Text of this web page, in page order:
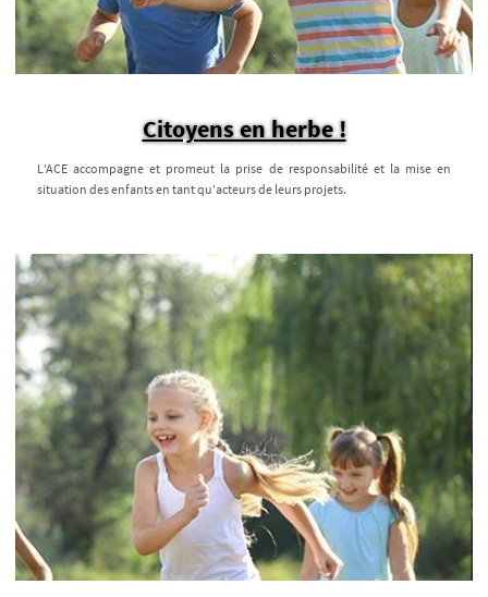
Citoyens en herbe !
L’ACE accompagne et promeut la prise de responsabilité et la mise en
situation des enfants en tant qu'acteurs de leurs projets.